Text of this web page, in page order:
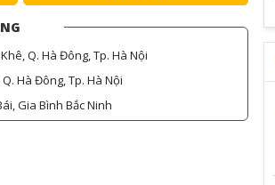
Q. Hà Đông, Tp. Hà Nội
Hà Đông, Tp. Hà Nội
Gia Bình Bắc Ninh